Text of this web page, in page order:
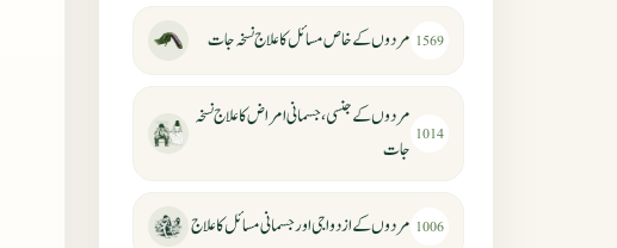
1569 مردوں کے خاص مسائل کا علاج نسخہ جات
1014
مردوں کے جنسی، جسمانی امراض کا علاج نسخہ
جات
1006 مردوں کے ازدواجی اور جسمانی مسائل کا علاج